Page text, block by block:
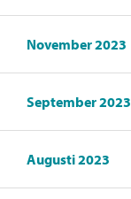
November 2023
September 2023
Augusti 2023